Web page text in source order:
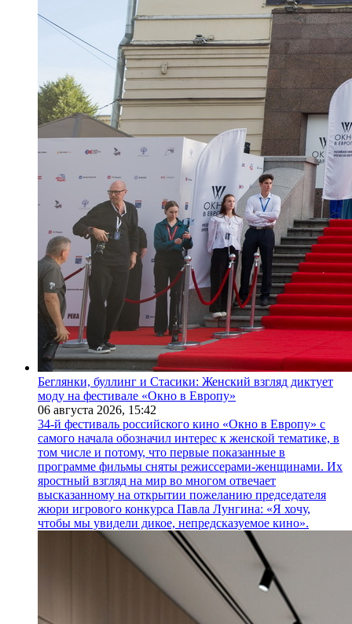
Беглянки, буллинг и Стасики: Женский взгляд диктует
моду на фестивале «Окно в Европу»
06 августа 2026, 15:42
34-й фестиваль российского кино «Окно в Европу» с
самого начала обозначил интерес к женской тематике, в
том числе и потому, что первые показанные в
программе фильмы сняты режиссерами-женщинами. Их
яростный взгляд на мир во многом отвечает
высказанному на открытии пожеланию председателя
жюри игрового конкурса Павла Лунгина: «Я хочу,
чтобы мы увидели дикое, непредсказуемое кино».